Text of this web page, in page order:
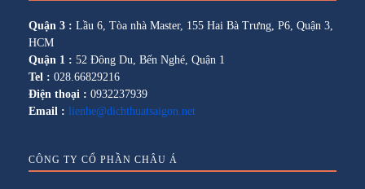
Quận 3 : Lầu 6, Tòa nhà Master, 155 Hai Bà Trưng, P6, Quận 3,
HCM
Quận 1 : 52 Đông Du, Bến Nghé, Quận 1
Tel : 028.66829216
Điện thoại : 0932237939
Email : lienhe@dichthuatsaigon.net
CÔNG TY CỔ PHẦN CHÂU Á